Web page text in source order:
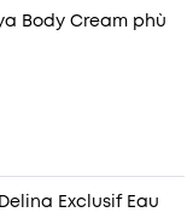
Body Cream phù
Exclusif Eau